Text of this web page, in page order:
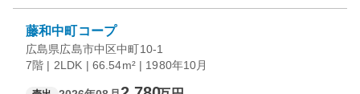
藤和中町コープ
広島県広島市中区中町10-1
7階 | 2LDK | 66.54m² | 1980年10月